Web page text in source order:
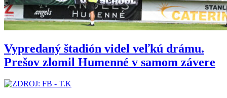
Vypredaný štadión videl veľkú drámu.
Prešov zlomil Humenné v samom závere